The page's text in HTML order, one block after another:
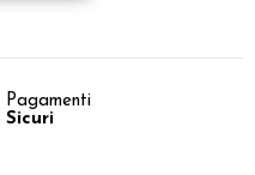
Pagamenti
Sicuri